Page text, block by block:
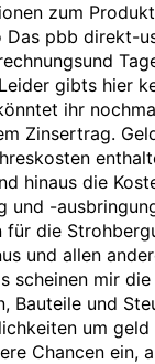
zum
Das pbb direkt-
gibts hier
ihr
Zinsertrag.
hinaus die
und -
für die
und allen
scheinen mir
Bauteile und
um
Chancen ein,